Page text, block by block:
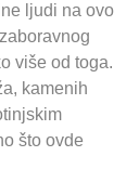
ljudi na ovo
više od toga.
kamenih
što ovde